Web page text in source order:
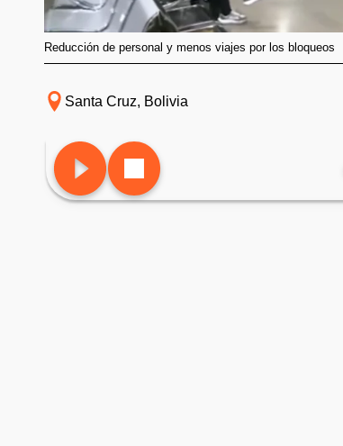
Reducción de personal y menos viajes por los bloqueos
Santa Cruz, Bolivia